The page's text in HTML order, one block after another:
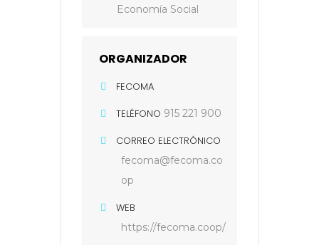
Economía Social
ORGANIZADOR
FECOMA
TELÉFONO 915 221 900
CORREO ELECTRÓNICO
fecoma@fecoma.co
op
WEB
https://fecoma.coop/